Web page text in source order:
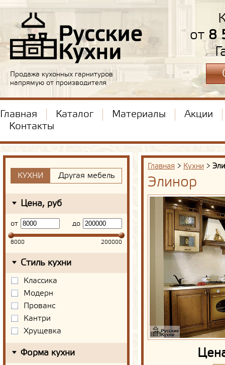
Продажа кухонных гарнитуров
напрямую от производителя
от 8
Главная Каталог Материалы
Акции
Контакты
Главная > Кухни >
Элинор
КУХНИ Другая мебель
Цена, руб
от до
8000 200000
Стиль кухни
Классика
Модерн
Прованс
Кантри
Хрущевка
Форма кухни